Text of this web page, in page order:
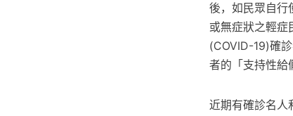
後，如民眾自行
或無症狀之輕症
(COVID-19)確
者的「支持性給
近期有確診名人